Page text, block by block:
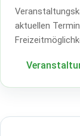
aktuellen